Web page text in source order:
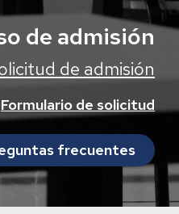
de admisión
de admisión
Formulario de solicitud
frecuentes